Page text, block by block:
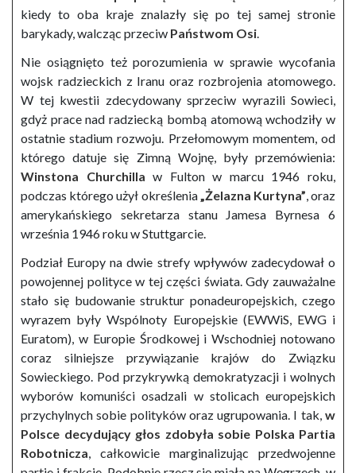
kiedy to oba kraje znalazły się po tej samej stronie
barykady, walcząc przeciw Państwom Osi.
Nie osiągnięto też porozumienia w sprawie wycofania
wojsk radzieckich z Iranu oraz rozbrojenia atomowego.
W tej kwestii zdecydowany sprzeciw wyrazili Sowieci,
gdyż prace nad radziecką bombą atomową wchodziły w
ostatnie stadium rozwoju. Przełomowym momentem, od
którego datuje się Zimną Wojnę, były przemówienia:
Winstona Churchilla w Fulton w marcu 1946 roku,
podczas którego użył określenia„Żelazna Kurtyna”, oraz
amerykańskiego sekretarza stanu Jamesa Byrnesa 6
września 1946 roku w Stuttgarcie.
Podział Europy na dwie strefy wpływów zadecydował o
powojennej polityce w tej części świata. Gdy zauważalne
stało się budowanie struktur ponadeuropejskich, czego
wyrazem były Wspólnoty Europejskie (EWWiS, EWG i
Euratom), w Europie Środkowej i Wschodniej notowano
coraz silniejsze przywiązanie krajów do Związku
Sowieckiego. Pod przykrywką demokratyzacji i wolnych
wyborów komuniści osadzali w stolicach europejskich
przychylnych sobie polityków oraz ugrupowania. I tak, w
Polsce decydujący głos zdobyła sobie Polska Partia
Robotnicza, całkowicie marginalizując przedwojenne